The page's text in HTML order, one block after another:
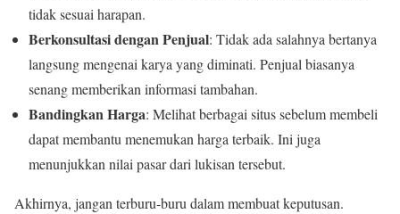
tidak sesuai harapan.
Berkonsultasi dengan Penjual: Tidak ada salahnya bertanya
langsung mengenai karya yang diminati. Penjual biasanya
senang memberikan informasi tambahan.
Bandingkan Harga: Melihat berbagai situs sebelum membeli
dapat membantu menemukan harga terbaik. Ini juga
menunjukkan nilai pasar dari lukisan tersebut.
Akhirnya, jangan terburu-buru dalam membuat keputusan.